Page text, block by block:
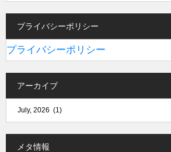
プライバシーポリシー
プライバシーポリシー
アーカイブ
メタ情報